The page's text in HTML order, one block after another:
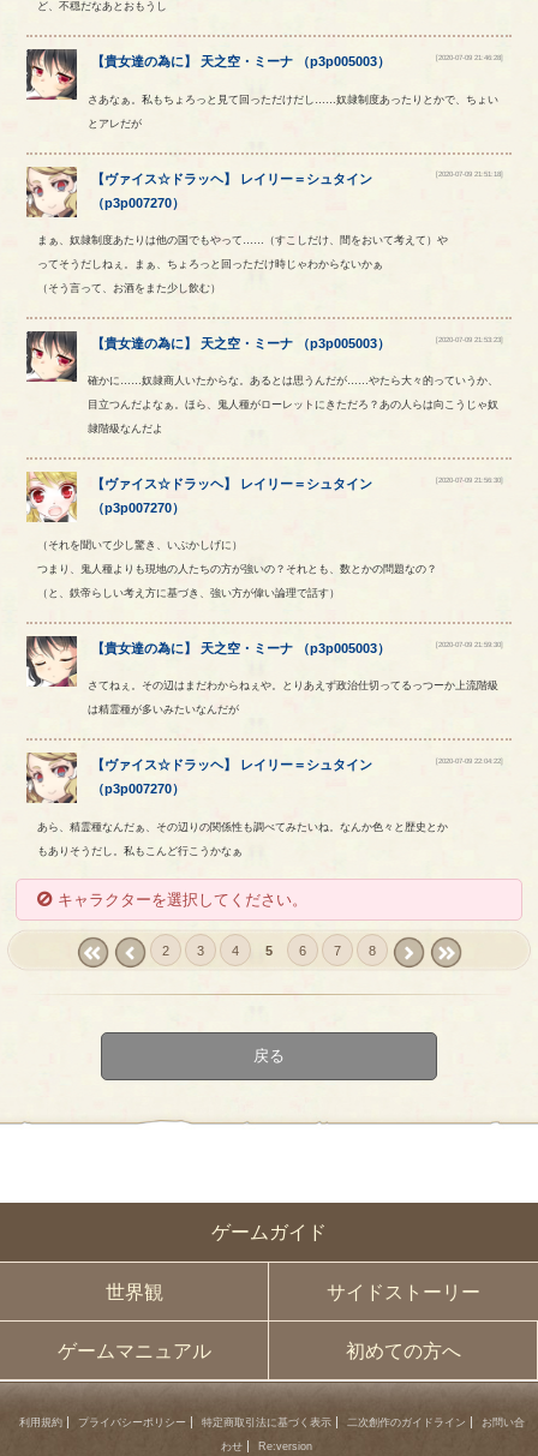
ゲームガイド
世界観 サイドストーリー
ゲームマニュアル 初めての方へ
ど、不穏だなあとおもうし
【貴女達の為に】 天之空 ・ ミーナ （p3p005003） [2020-07-09 21:46:28]
さあなぁ。私もちょろっと見て回っただけだし……奴隷制度あったりとかで、ちょい
とアレだが
【ヴァイス☆ドラッヘ】 レイリー＝ シュタイン
（p3p007270）
[2020-07-09 21:51:18]
まぁ、奴隷制度あたりは他の国でもやって……（すこしだけ、間をおいて考えて）や
ってそうだしねぇ。まぁ、ちょろっと回っただけ時じゃわからないかぁ
（そう言って、お酒をまた少し飲む）
【貴女達の為に】 天之空 ・ ミーナ （p3p005003） [2020-07-09 21:53:23]
確かに……奴隷商人いたからな。あるとは思うんだが……やたら大々的っていうか、
目立つんだよなぁ。ほら、鬼人種がローレットにきただろ？あの人らは向こうじゃ奴
隷階級なんだよ
【ヴァイス☆ドラッヘ】 レイリー＝ シュタイン
（p3p007270）
[2020-07-09 21:56:30]
（それを聞いて少し驚き、いぶかしげに）
つまり、鬼人種よりも現地の人たちの方が強いの？それとも、数とかの問題なの？
（と、鉄帝らしい考え方に基づき、強い方が偉い論理で話す）
【貴女達の為に 】 天之空 ・ ミーナ （p3p005003） [2020-07-09 21:59:30]
さてねぇ。その辺はまだわからねぇや。とりあえず政治仕切ってるっつーか上流階級
は精霊種が多いみたいなんだが
【ヴァイス☆ドラッヘ】 レイリー＝ シュタイン
（p3p007270）
[2020-07-09 22:04:22]
あら、精霊種なんだぁ、その辺りの関係性も調べてみたいね。なんか色々と歴史とか
もありそうだし。私もこんど行こうかなぁ
キャラクターを選択してください。
2 3 4 5 6 7 8
戻る
利用規約 プライバシーポリシー 特定商取引法に基づく表示 二次創作のガイドライン
お問い合
わせ
Re:version